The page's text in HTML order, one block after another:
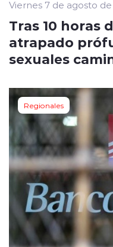
Viernes 7 de agosto
Tras 10 horas
atrapado
sexuales
Regionales